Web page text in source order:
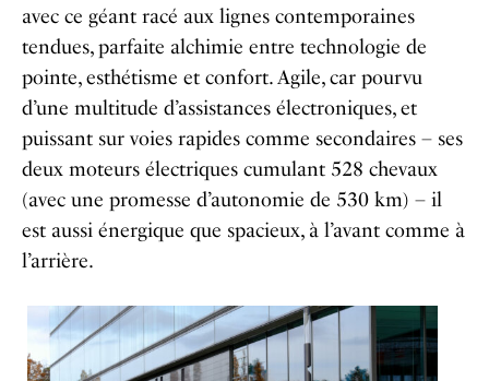
avec ce géant racé aux lignes contemporaines
tendues, parfaite alchimie entre technologie de
pointe, esthétisme et confort. Agile, car pourvu
d’une multitude d’assistances électroniques, et
puissant sur voies rapides comme secondaires – ses
deux moteurs électriques cumulant 528 chevaux
(avec une promesse d’autonomie de 530 km) – il
est aussi énergique que spacieux, à l’avant comme à
l’arrière.